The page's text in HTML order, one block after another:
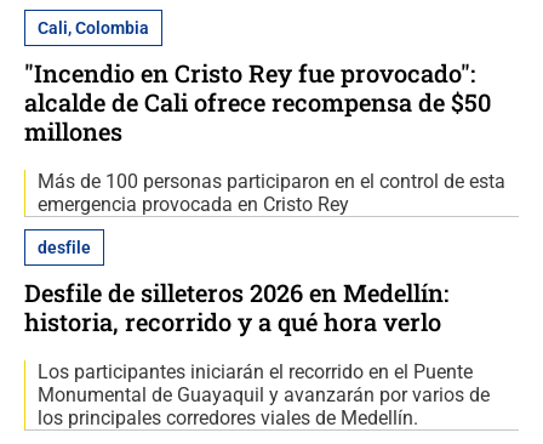
Cali, Colombia
"Incendio en Cristo Rey fue provocado":
alcalde de Cali ofrece recompensa de $50
millones
Más de 100 personas participaron en el control de esta
emergencia provocada en Cristo Rey
desfile
Desfile de silleteros 2026 en Medellín:
historia, recorrido y a qué hora verlo
Los participantes iniciarán el recorrido en el Puente
Monumental de Guayaquil y avanzarán por varios de
los principales corredores viales de Medellín.